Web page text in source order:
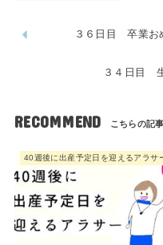
３６日目 卒業お
３４日目
RECOMMEND
40週後に出産予定日を迎えるアラサ